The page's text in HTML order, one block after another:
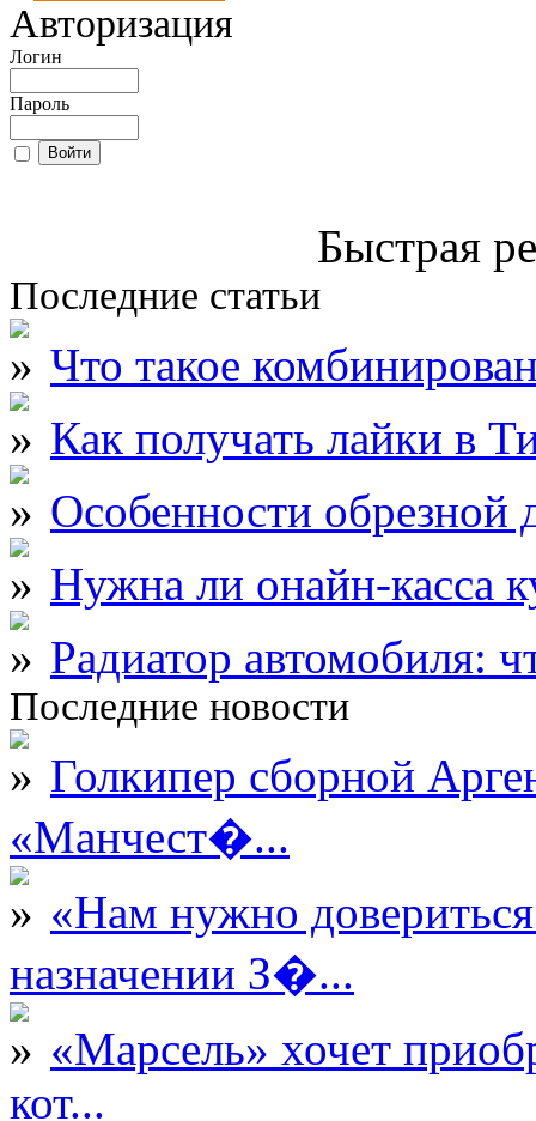
Авторизация
Логин
Пароль
Быстрая
Последние статьи
Что такое
Как получать лайки в
Особенности обрезной
Нужна ли онайн-касса
Радиатор автомобиля:
Последние новости
Голкипер сборной
«Манчест�...
«Нам нужно
назначении З�...
«Марсель» хочет
кот...